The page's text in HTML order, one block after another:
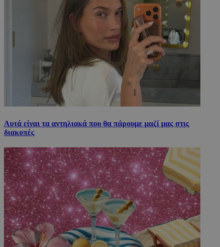
Αυτά είναι τα αντηλιακά που θα πάρουμε μαζί μας στις
διακοπές